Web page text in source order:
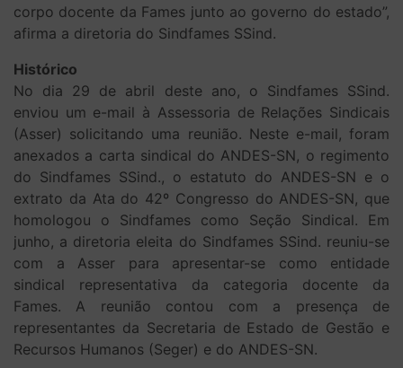
corpo docente da Fames junto ao governo do estado”,
afirma a diretoria do Sindfames SSind.
Histórico
No dia 29 de abril deste ano, o Sindfames SSind.
enviou um e-mail à Assessoria de Relações Sindicais
(Asser) solicitando uma reunião. Neste e-mail, foram
anexados a carta sindical do ANDES-SN, o regimento
do Sindfames SSind., o estatuto do ANDES-SN e o
extrato da Ata do 42º Congresso do ANDES-SN, que
homologou o Sindfames como Seção Sindical. Em
junho, a diretoria eleita do Sindfames SSind. reuniu-se
com a Asser para apresentar-se como entidade
sindical representativa da categoria docente da
Fames. A reunião contou com a presença de
representantes da Secretaria de Estado de Gestão e
Recursos Humanos (Seger) e do ANDES-SN.